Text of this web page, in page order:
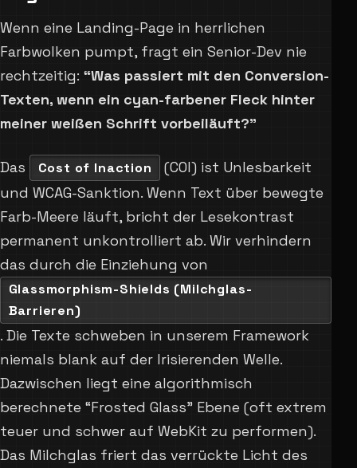
Wenn eine Landing-Page in herrlichen
Farbwolken pumpt, fragt ein Senior-Dev nie
rechtzeitig: “Was passiert mit den Conversion-
Texten, wenn ein cyan-farbener Fleck hinter
meiner weißen Schrift vorbeiläuft?”
Das Cost of Inaction
(COI) ist Unlesbarkeit
und WCAG-Sanktion. Wenn Text über bewegte
Farb-Meere läuft, bricht der Lesekontrast
permanent unkontrolliert ab. Wir verhindern
das durch die Einziehung von
Glassmorphism-Shields (Milchglas-
Barrieren)
. Die Texte schweben in unserem Framework
niemals blank auf der Irisierenden Welle.
Dazwischen liegt eine algorithmisch
berechnete “Frosted Glass” Ebene (oft extrem
teuer und schwer auf WebKit zu performen).
Das Milchglas friert das verrückte Licht des